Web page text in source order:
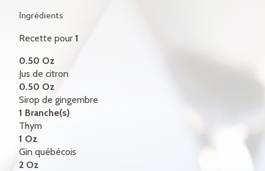
LES COCKTAILS
CERTIFICATS-CADEAUX
ENGLISH
Ingrédients
Recette pour 1
0.50 Oz
Jus de citron
0.50 Oz
Sirop de gingembre
1 Branche(s)
Thym
1 Oz
Gin québécois
2 Oz